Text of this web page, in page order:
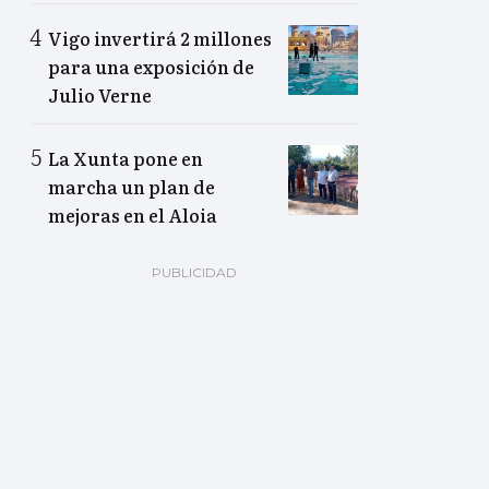
Vigo invertirá 2 millones
para una exposición de
Julio Verne
La Xunta pone en
marcha un plan de
mejoras en el Aloia